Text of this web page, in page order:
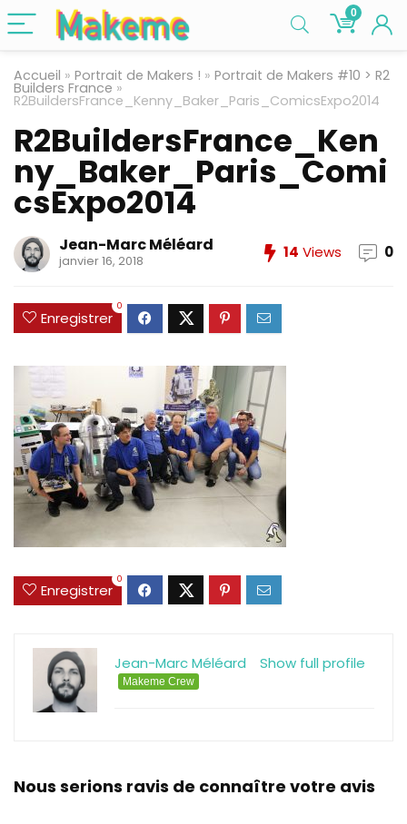
0
Accueil » Portrait de Makers ! » Portrait de Makers #10 > R2
Builders France »
R2BuildersFrance_Kenny_Baker_Paris_ComicsExpo2014
R2BuildersFrance_Ken
ny_Baker_Paris_Comi
csExpo2014
Jean-Marc Méléard
janvier 16, 2018 14 Views 0
Enregistrer
0
Enregistrer
0
Show full profile
Jean-Marc Méléard
Makeme Crew
Nous serions ravis de connaître votre avis